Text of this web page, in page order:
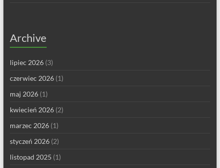
Archive
lipiec 2026(3)
czerwiec 2026(1)
maj 2026(1)
kwiecień 2026(2)
marzec 2026(1)
styczeń 2026(2)
listopad 2025 (1)